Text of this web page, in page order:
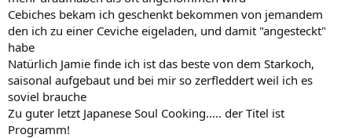
Cebiches bekam ich geschenkt bekommen von jemandem
den ich zu einer Ceviche eigeladen, und damit "angesteckt"
habe
Natürlich Jamie finde ich ist das beste von dem Starkoch,
saisonal aufgebaut und bei mir so zerfleddert weil ich es
soviel brauche
Zu guter letzt Japanese Soul Cooking..... der Titel ist
Programm!